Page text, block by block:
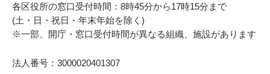
各区役所の窓口受付時間：8時45分から17時15分まで
(土・日・祝日・年末年始を除く)
※一部、開庁・窓口受付時間が異なる組織、施設があります
法人番号：3000020401307